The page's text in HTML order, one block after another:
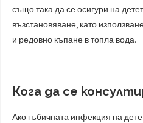
също така да се осигури на
възстановяване, като
и редовно къпане в топла вода.
Кога да се
Ако гъбичната инфекция на